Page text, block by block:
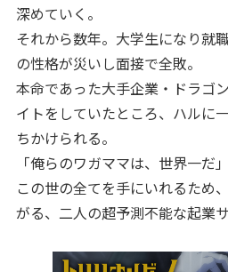
深めていく。
それから数年。大学生になり就
の性格が災いし面接で全敗。
本命であった大手企業・ドラゴ
イトをしていたところ、ハルに
ちかけられる。
「俺らのワガママは、世界一だ」
この世の全てを手にいれるため
がる、二人の超予測不能な起業